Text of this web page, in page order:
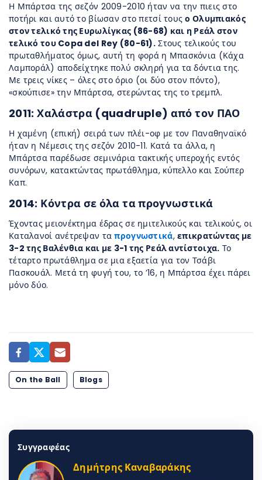
Η Μπάρτσα της σεζόν 2009-2010 ήταν να την πιεις στο
ποτήρι και αυτό το βίωσαν στο πετσί τουςο Ολυμπιακός
στον τελικό της Ευρωλίγκας (86-68) και η Ρεάλ στον
τελικό του Copa del Rey (80-61).Στους τελικούς του
πρωταθλήματος όμως, αυτή τη φορά η Μπασκόνια (Κάχα
Λαμποράλ) αποδείχτηκε πολύ σκληρή για τα δόντια της.
Με τρεις νίκες – όλες στο όριο (οι δύο στον πόντο),
«σκούπισε» την Μπάρτσα, στερώντας της το τρεμπλ.
2011: Χαλάστρα (quadruple) από τον ΠΑΟ
Η χαμένη (επική) σειρά των πλέι-οφ με τον Παναθηναϊκό
ήταν η Νέμεσις της σεζόν 2010-11. Κατά τα άλλα, η
Μπάρτσα παρέδωσε σεμινάρια τακτικής υπεροχής εντός
συνόρων, κατακτώντας πρωτάθλημα, κύπελλο και Σούπερ
Καπ.
2014: Κόντρα σε όλα τα προγνωστικά
Έχοντας μειονέκτημα έδρας σε ημιτελικούς και τελικούς, οι
Καταλανοί ανέτρεψαν ταπρογνωστικά,επικρατώντας με
3-2 της Βαλένθια και με 3-1 της Ρεάλ αντίστοιχα. Το
τέταρτο πρωτάθλημα σε μια εξαετία για τον Τσάβι
Πασκουάλ. Μετά τη φυγή του, το ’16, η Μπάρτσα έχει πάρει
μόνο δύο.
On the Ball Blogs
Συγγραφέας
Δημήτρης Καναβαράκης